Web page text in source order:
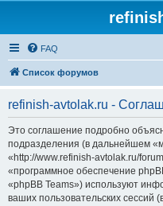
FAQ
Список форумов
refinish-avtolak.ru -
Это соглашение подробно
подразделения (в дальнейшем
«http://www.refinish-avtolak.ru/
«программное обеспечение
«phpBB Teams») используют
ваших пользовательских